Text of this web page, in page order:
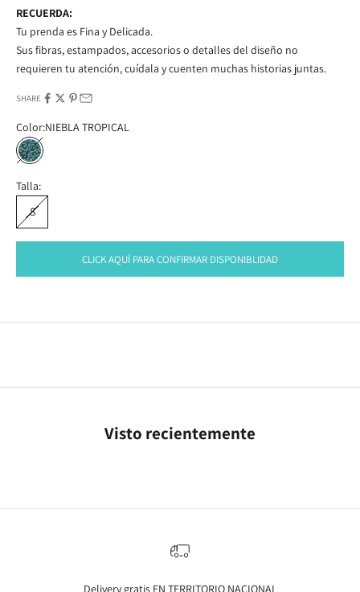
RECUERDA:
Tu prenda es Fina y Delicada.
Sus fibras, estampados, accesorios o detalles del diseño no
requieren tu atención, cuídala y cuenten muchas historias juntas.
SHARE
Color:NIEBLA TROPICAL
NIEBLA TROPICAL
Talla:
S
CLICK AQUÍ PARA CONFIRMAR DISPONIBLIDAD
Visto recientemente
Delivery gratis EN TERRITORIO NACIONAL